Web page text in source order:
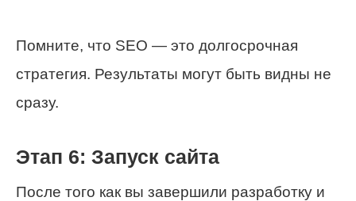
Помните, что SEO — это долгосрочная
стратегия. Результаты могут быть видны не
сразу.
Этап 6: Запуск сайта
После того как вы завершили разработку и